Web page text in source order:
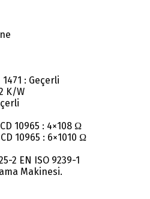
: Geçerli
K/W
10965 : 4×108 Ω
10965 : 6×1010 Ω
2 EN ISO 9239-1
Makinesi.